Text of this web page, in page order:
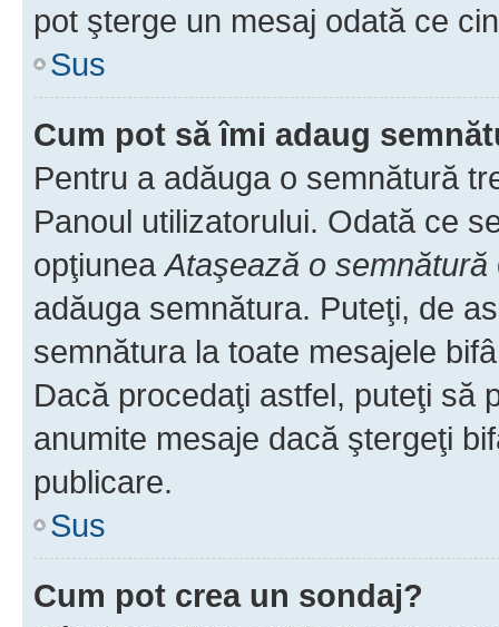
pot şterge un mesaj odată ce
Sus
Cum pot să îmi adaug
Pentru a adăuga o semnătură
Panoul utilizatorului. Odată ce
opţiuneaAtaşează o semnătură
adăuga semnătura. Puteţi, de
semnătura la toate mesajele
Dacă procedaţi astfel, puteţi să
anumite mesaje dacă ştergeţi
publicare.
Sus
Cum pot crea un sondaj?